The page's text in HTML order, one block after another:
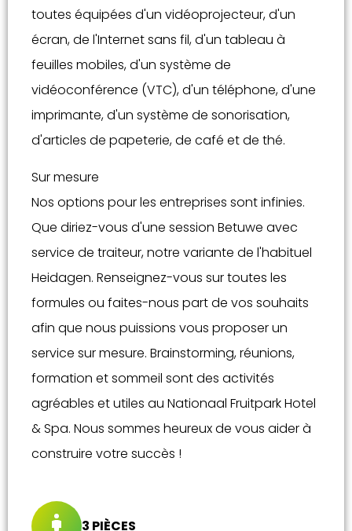
toutes équipées d'un vidéoprojecteur, d'un
écran, de l'Internet sans fil, d'un tableau à
feuilles mobiles, d'un système de
vidéoconférence (VTC), d'un téléphone, d'une
imprimante, d'un système de sonorisation,
d'articles de papeterie, de café et de thé.
Sur mesure
Nos options pour les entreprises sont infinies.
Que diriez-vous d'une session Betuwe avec
service de traiteur, notre variante de l'habituel
Heidagen. Renseignez-vous sur toutes les
formules ou faites-nous part de vos souhaits
afin que nous puissions vous proposer un
service sur mesure. Brainstorming, réunions,
formation et sommeil sont des activités
agréables et utiles au Nationaal Fruitpark Hotel
& Spa. Nous sommes heureux de vous aider à
construire votre succès !
3 PIÈCES